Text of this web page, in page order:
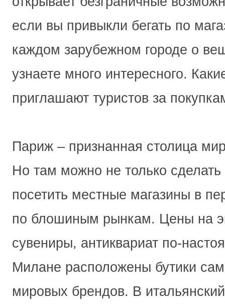
если вы привыкли бегать по
каждом зарубежном городе о
узнаете много интересного.
приглашают туристов за
Париж – признанная столица
Но там можно не только
посетить местные магазины в
по блошиным рынкам. Цены на
сувениры, антиквариат по-
Милане расположены бутики
мировых брендов. В